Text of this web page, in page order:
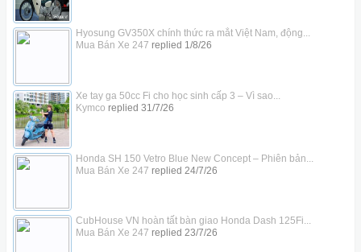
Hyosung GV350X chính thức ra mắt Việt Nam, động...
Mua Bán Xe 247 replied 1/8/26
Xe tay ga 50cc Fi cho học sinh cấp 3 – Vì sao...
Kymco replied 31/7/26
Honda SH 150 Vetro Blue New Concept – Phiên bản...
Mua Bán Xe 247 replied 24/7/26
CubHouse VN hoàn tất bàn giao Honda Dash 125Fi...
Mua Bán Xe 247 replied 23/7/26